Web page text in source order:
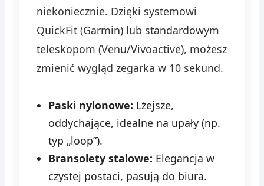
niekoniecznie. Dzięki systemowi
QuickFit (Garmin) lub standardowym
teleskopom (Venu/Vivoactive), możesz
zmienić wygląd zegarka w 10 sekund.
Paski nylonowe: Lżejsze,
oddychające, idealne na upały (np.
typ „loop”).
Bransolety stalowe: Elegancja w
czystej postaci, pasują do biura.